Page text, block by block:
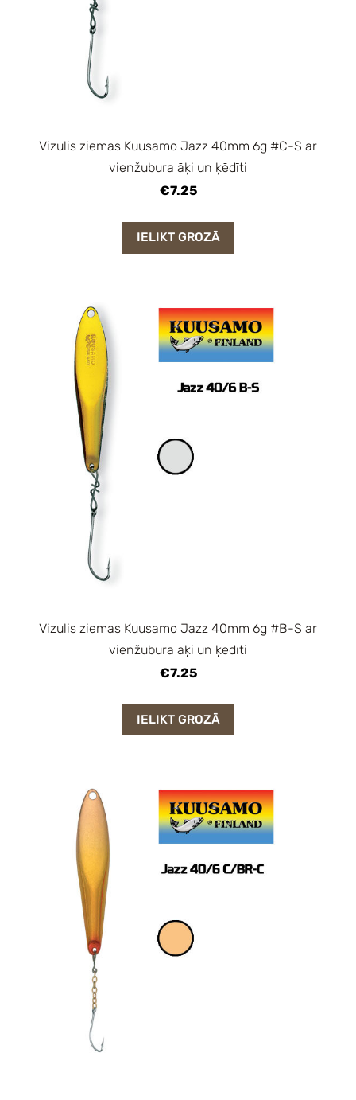
Vizulis ziemas Kuusamo Jazz 40mm 6g #C-S ar
vienžubura āķi un ķēdīti
€7.25
IELIKT GROZĀ
Vizulis ziemas Kuusamo Jazz 40mm 6g #B-S ar
vienžubura āķi un ķēdīti
€7.25
IELIKT GROZĀ